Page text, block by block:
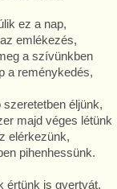
ez a nap,
emlékezés,
a szívünkben
a reménykedés,
éljünk,
majd véges létünk
elérkezünk,
pihenhessünk.
értünk is gyertyát,